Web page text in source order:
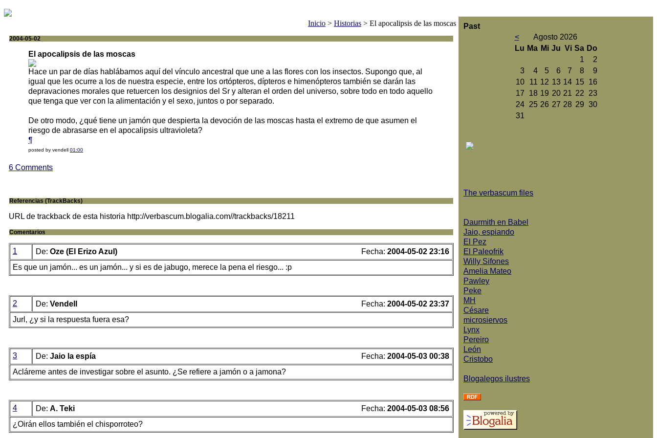
Inicio > Historias > El apocalipsis de las moscas
2004-05-02
El apocalipsis de las moscas
Hace un par de días hablábamos aquí del vínculo ancestral que une a las flores con los insectos. Supongo que, al
igual que les ocurre a los de nuestra especie, entre los ortópteros, dípteros e himenópteros también se darán las
depravaciones morales que retuercen los designios del Sr y alteran el orden del universo, sobre todo en todo aquello
que tenga que ver con la alimentación y el sexo, juntos o por separado.
De otro modo, ¿qué tiene un jamón que despierta la devoción de las moscas hasta el extremo de que asumen el
riesgo de abrasarse en el apocalipsis ultravioleta?
¶
posted by vendell 01:00
6 Comments
Referencias (TrackBacks)
URL de trackback de esta historia http://verbascum.blogalia.com//trackbacks/18211
Comentarios
1 De: Oze (El Erizo Azul) Fecha: 2004-05-02 23:16
Es que un jamón... es un jamón... y si es de jabugo, merece la pena el riesgo... :p
2 De: Vendell Fecha: 2004-05-02 23:37
Jurl, ¿y si la respuesta fuera esa?
3 De: Jaio la espía Fecha: 2004-05-03 00:38
Acláreme antes de investigar sobre el asunto. ¿Se refiere a jamón o a jamona?
4 De: A. Teki Fecha: 2004-05-03 08:56
¿Oirán ellos también el chisporroteo?
Past
<
Agosto 2026
Lu Ma Mi Ju Vi Sa Do
1
2
3
4 5 6 7 8
9
10
11 12 13 14 15
16
17
18 19 20 21 22
23
24
25 26 27 28 29 30
31
The verbascum files
Daurmith en Babel
Jaio, espiando
El Pez
El Paleofrik
Willy Sifones
Amelia Mateo
Pawley
Peke
MH
Césare
microsiervos
Lynx
Pereiro
León
Cristobo
Blogalegos ilustres